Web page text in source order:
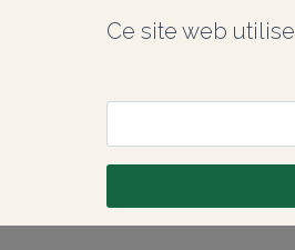
Ce site web